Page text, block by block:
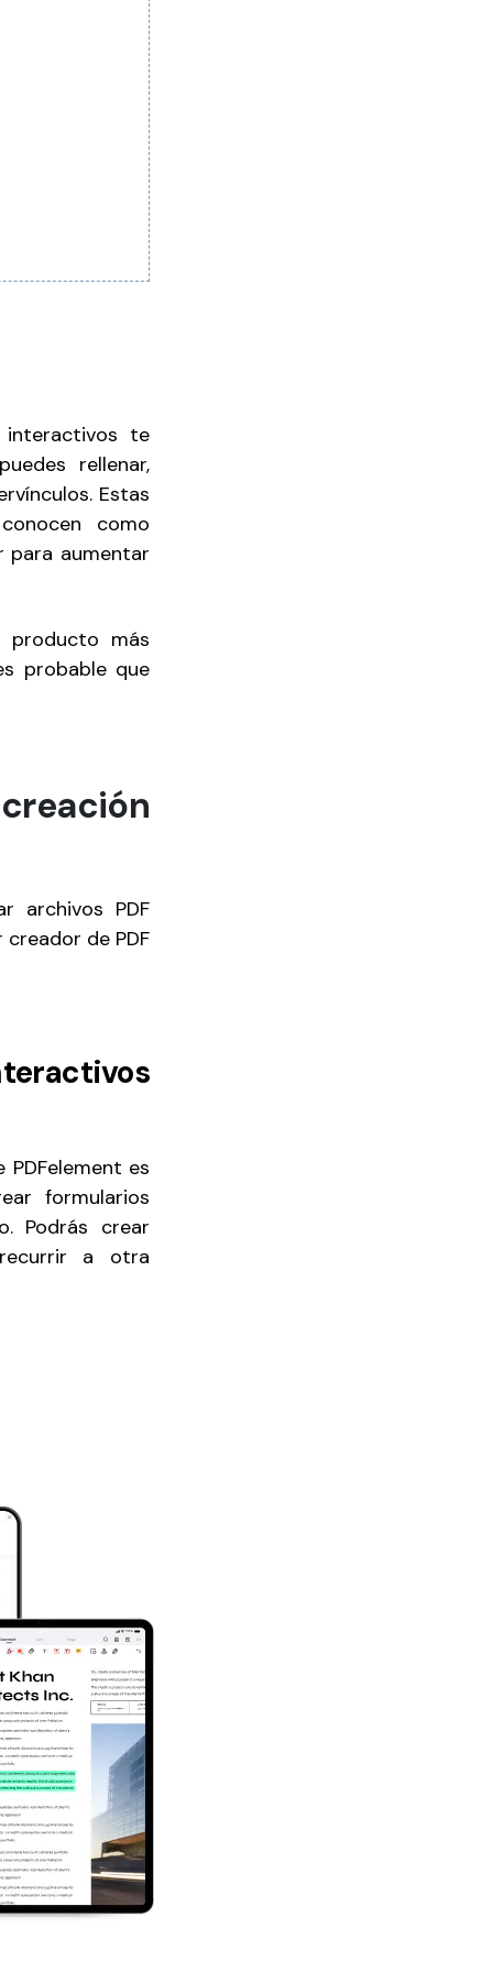
te
rellenar,
Estas
como
para aumentar
más
probable que
archivos PDF
de PDF
es
formularios
Podrás crear
a otra